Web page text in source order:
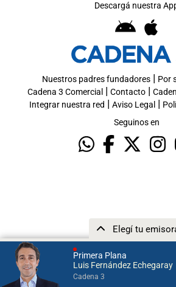
Primera Plana
Luis Fernández Echegaray
Cadena 3
Elegí tu
Descargá nuestra
Nuestros padres fundadores| Por
Cadena 3 Comercial | Contacto|
Integrar nuestra red | Aviso Legal |
Seguinos en